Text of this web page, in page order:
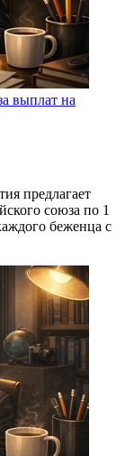
выплат на
предлагает
союза по 1
беженца с